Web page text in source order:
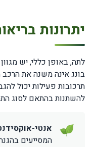
יתרונות
לתה, באופן כללי, יש
בונג אינה משנה את
תרכובות פעילות יכול
להשתנות בהתאם לסוג
אנטי-
המסייעים